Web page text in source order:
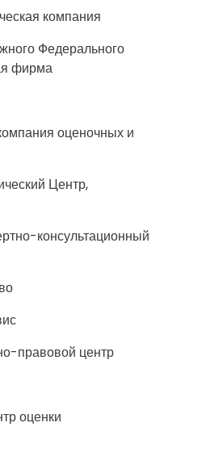
компания
Федерального
фирма
оценочных и
Центр,
консультационный
правовой центр
оценки